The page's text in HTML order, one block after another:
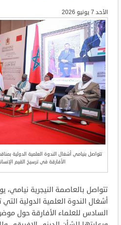
الأحد 7 يونيو 2026
تتواصل بنيامي أشغال الندوة العلمية الدولية
الأفارقة في ترسيخ القيم
أشغال الندوة العلمية الدولية
السادس للعلماء الأفارقة حول